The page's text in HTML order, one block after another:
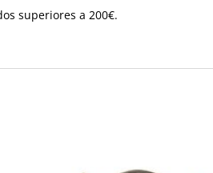
superiores a 200€.